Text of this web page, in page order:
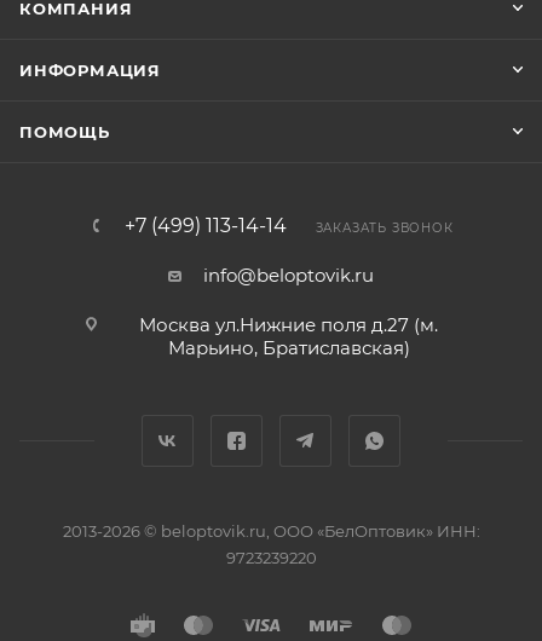
КОМПАНИЯ
ИНФОРМАЦИЯ
ПОМОЩЬ
+7 (499) 113-14-14 ЗАКАЗАТЬ ЗВОНОК
info@beloptovik.ru
Москва ул.Нижние поля д.27 (м.
Марьино, Братиславская)
2013-2026 © beloptovik.ru, ООО «БелОптовик» ИНН:
9723239220